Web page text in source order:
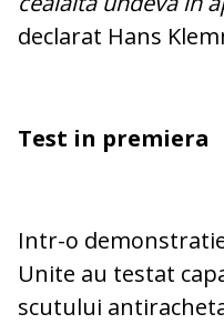
declarat Hans
Test in premiera
Intr-o
Unite au testat
scutului